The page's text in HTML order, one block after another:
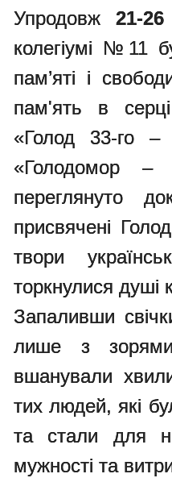
Упродовж 21-
колегіумі №11
пам’яті і
пам'ять в
«Голод 33-го –
«Голодомор –
переглянуто
присвячені
твори
торкнулися
Запаливши
лише з
вшанували
тих людей, які
та стали для
мужності та